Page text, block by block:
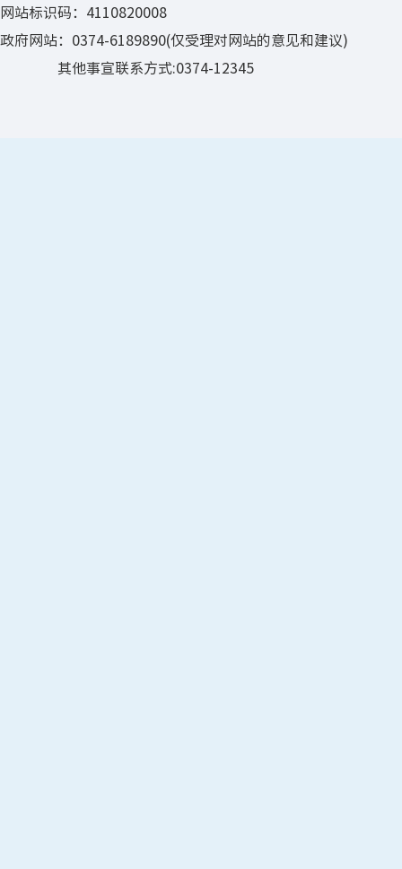
网站标识码：4110820008
政府网站：0374-6189890(仅受理对网站的意见和建议)
其他事宣联系方式:0374-12345